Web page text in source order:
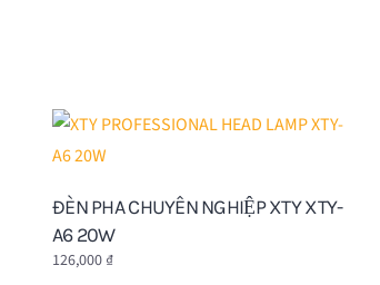
ĐÈN PHA CHUYÊN NGHIỆP XTY XTY-
A6 20W
126,000 ₫